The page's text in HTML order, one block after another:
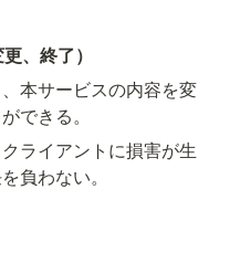
、終了）
本サービスの内容を変
できる。
ライアントに損害が生
負わない。